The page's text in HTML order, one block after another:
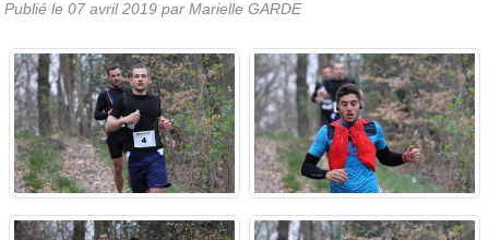
Publié le 07 avril 2019 par Marielle GARDE